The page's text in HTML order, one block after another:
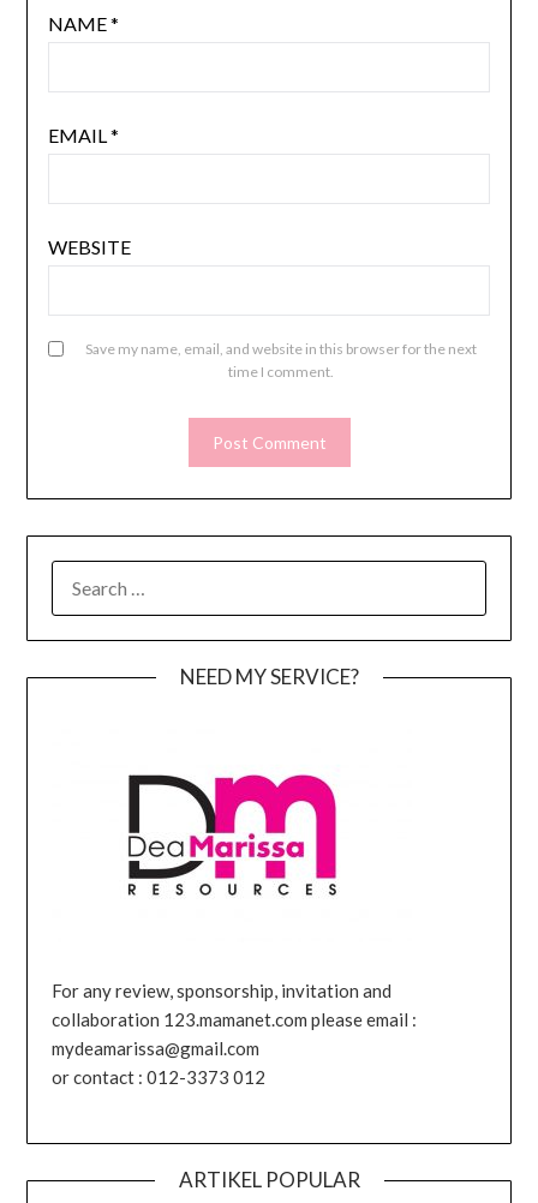
NAME*
EMAIL *
WEBSITE
Save my name, email, and website in this browser for the next
time I comment.
FOR:
NEED MY SERVICE?
For any review, sponsorship, invitation and
collaboration 123.mamanet.com please email :
mydeamarissa@gmail.com
or contact : 012-3373 012
ARTIKEL POPULAR